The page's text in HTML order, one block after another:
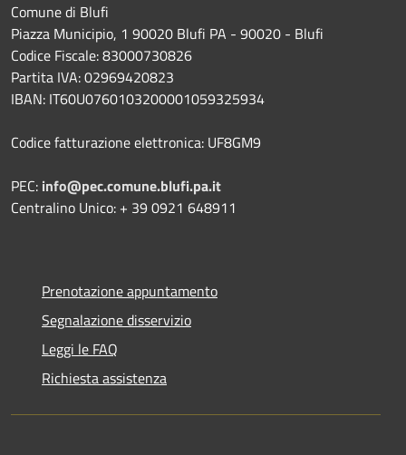
Comune di Blufi
Piazza Municipio, 1 90020 Blufi PA - 90020 - Blufi
Codice Fiscale: 83000730826
Partita IVA: 02969420823
IBAN: IT60U0760103200001059325934
Codice fatturazione elettronica: UF8GM9
PEC: info@pec.comune.blufi.pa.it
Centralino Unico: + 39 0921 648911
Prenotazione appuntamento
Segnalazione disservizio
Leggi le FAQ
Richiesta assistenza